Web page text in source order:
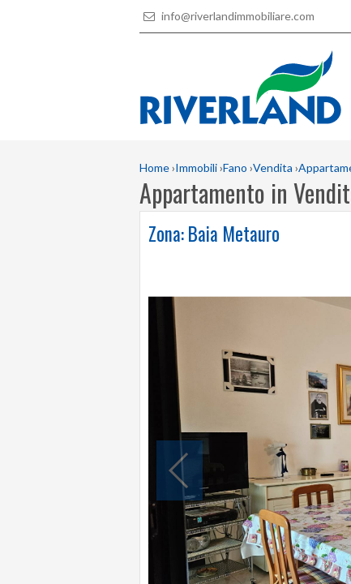
info@riverlandimmobiliare.com
Home›Immobili›Fano ›Vendita ›
Appartamento in
Zona: Baia Metauro